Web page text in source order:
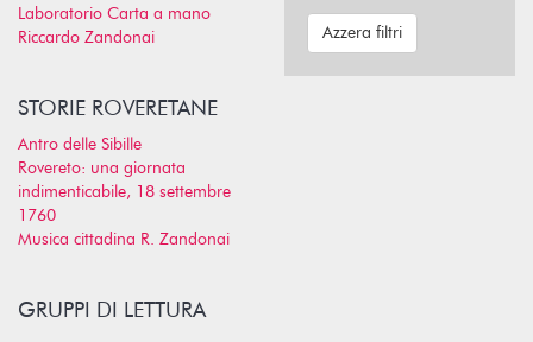
Laboratorio Carta a mano
Riccardo Zandonai
STORIE ROVERETANE
Antro delle Sibille
Rovereto: una giornata
indimenticabile, 18 settembre
1760
Musica cittadina R. Zandonai
GRUPPI DI LETTURA
Azzera filtri